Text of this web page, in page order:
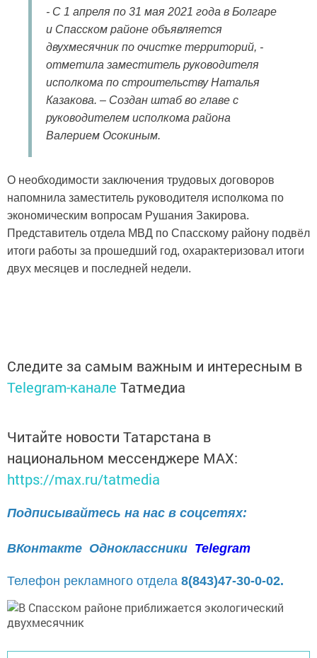
- С 1 апреля по 31 мая 2021 года в Болгаре
и Спасском районе объявляется
двухмесячник по очистке территорий, -
отметила заместитель руководителя
исполкома по строительству Наталья
Казакова. – Создан штаб во главе с
руководителем исполкома района
Валерием Осокиным.
О необходимости заключения трудовых договоров
напомнила заместитель руководителя исполкома по
экономическим вопросам Рушания Закирова.
Представитель отдела МВД по Спасскому району подвёл
итоги работы за прошедший год, охарактеризовал итоги
двух месяцев и последней недели.
Следите за самым важным и интересным в
Telegram-канале Татмедиа
Читайте новости Татарстана в
национальном мессенджере MАХ:
https://max.ru/tatmedia
Подписывайтесь на нас в соцсетях:
ВКонтакте Одноклассники Telegram
Телефон рекламного отдела 8(843)47-30-0-02.